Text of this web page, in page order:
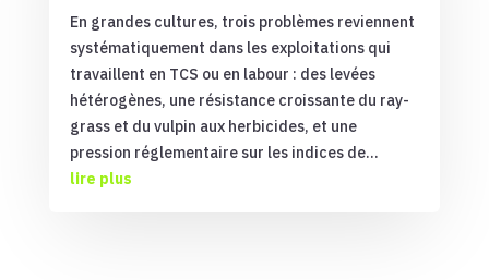
En grandes cultures, trois problèmes reviennent
systématiquement dans les exploitations qui
travaillent en TCS ou en labour : des levées
hétérogènes, une résistance croissante du ray-
grass et du vulpin aux herbicides, et une
pression réglementaire sur les indices de...
lire plus